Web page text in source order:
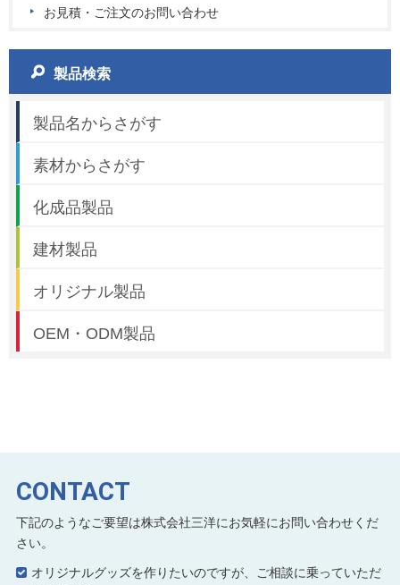
お見積・ご注文のお問い合わせ
製品検索
製品名からさがす
素材からさがす
化成品製品
建材製品
オリジナル製品
OEM・ODM製品
CONTACT
下記のようなご要望は株式会社三洋にお気軽にお問い合わせくだ
さい。
オリジナルグッズを作りたいのですが、ご相談に乗っていただ